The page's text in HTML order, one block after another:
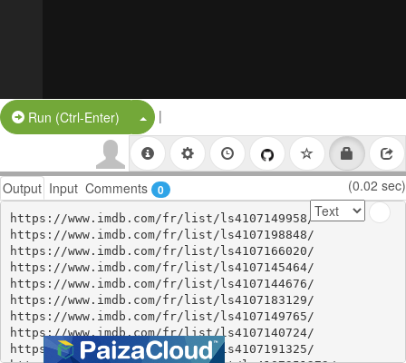
Run (Ctrl-Enter) Split Button!
|
Output Input Comments 0 (0.02 sec)
https://www.imdb.com/fr/list/ls4107149958/
https://www.imdb.com/fr/list/ls4107198848/
https://www.imdb.com/fr/list/ls4107166020/
https://www.imdb.com/fr/list/ls4107145464/
https://www.imdb.com/fr/list/ls4107144676/
https://www.imdb.com/fr/list/ls4107183129/
https://www.imdb.com/fr/list/ls4107149765/
https://www.imdb.com/fr/list/ls4107140724/
https://www.imdb.com/fr/list/ls4107191325/